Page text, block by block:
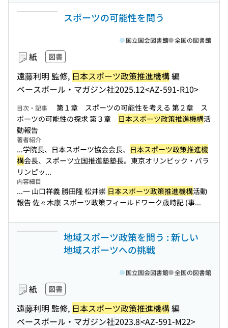
スポーツの可能性を問う
紙 図書
遠藤利明 監修, 日本スポーツ政策推進機構編
ベースボール・マガジン社2025.12<AZ-591-R10>
国立国会図書館 全国の図書館
目次・記事
第１章 スポーツの可能性を考える 第２章 ス
ポーツの可能性の探求 第３章 日本スポーツ政策推進機構活
動報告
著者紹介
...学院長、日本スポーツ協会会長、 日本スポーツ政策推進機
構会長、スポーツ立国推進塾塾長。東京オリンピック・パラ
リンピッ...
内容細目
...一 山口祥義 勝田隆 松井崇 日本スポーツ政策推進機構活動
報告 佐々木康 スポーツ政策フィールドワーク歳時記 (事...
地域スポーツ政策を問う : 新しい
地域スポーツへの挑戦
紙 図書
遠藤利明 監修, 日本スポーツ政策推進機構編
ベースボール・マガジン社2023.8<AZ-591-M22>
国立国会図書館 全国の図書館